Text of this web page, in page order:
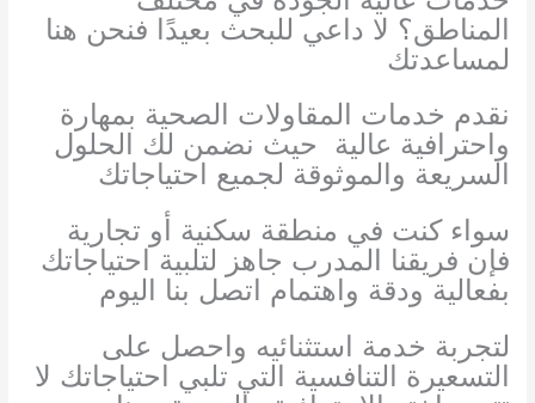
المناطق؟ لا داعي للبحث بعيدًا فنحن هنا
لمساعدتك
نقدم خدمات المقاولات الصحية بمهارة
واحترافية عالية
حيث نضمن لك الحلول
السريعة والموثوقة لجميع احتياجاتك
سواء كنت في منطقة سكنية أو تجارية
فإن فريقنا المدرب جاهز لتلبية احتياجاتك
بفعالية ودقة واهتمام اتصل بنا اليوم
لتجربة خدمة استثنائيه واحصل على
التسعيرة التنافسية التي تلبي احتياجاتك لا